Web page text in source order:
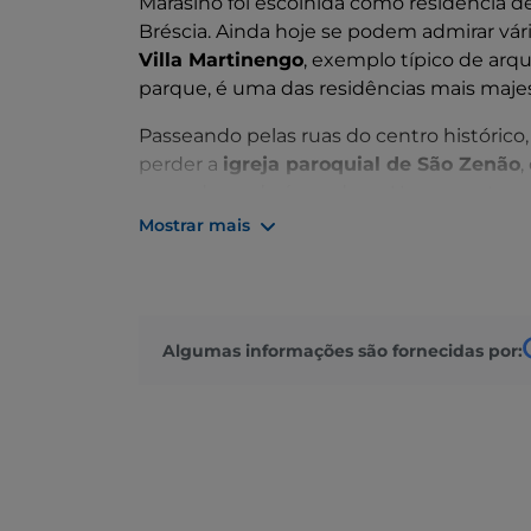
Bréscia. Ainda hoje se podem admirar
Villa Martinengo, exemplo típico de
parque, é uma das residências mais
Passeando pelas ruas do centro
perder a igreja paroquial de São Zenão,
ricamente decorado com frescos de
pode-se chegar a vários lugares, como
Mostrar mais
Algumas informações são fornecidas por: